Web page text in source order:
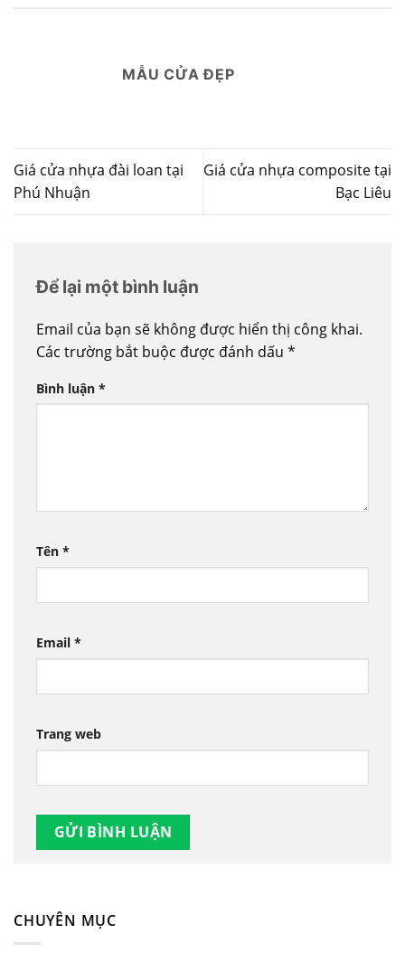
CHUYÊN MỤC
MẪU CỬA ĐẸP
Giá cửa nhựa đài loan tại
Phú Nhuận
Giá cửa nhựa composite tại
Bạc Liêu
Để lại một bình luận
Email của bạn sẽ không được hiển thị công khai.
Các trường bắt buộc được đánh dấu *
Bình luận *
Tên *
Email *
Trang web